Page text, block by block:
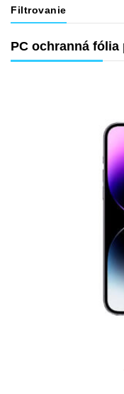
Filtrovanie
PC ochranná fólia